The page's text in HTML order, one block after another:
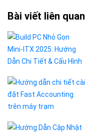
Bài viết liên quan